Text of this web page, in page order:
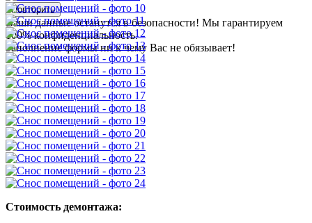
Повторить
Ваши данные останутся в безопасности! Мы гарантируем
100% конфиденциальность.
Заполнение формы ни к чему Вас не обязывает!
Стоимость демонтажа: